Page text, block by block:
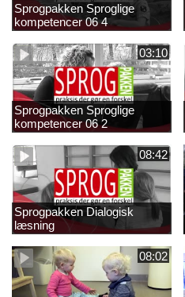
Sprogpakken Sproglige
kompetencer 06 4
03:10
Sprogpakken Sproglige
kompetencer 06 2
08:42
Sprogpakken Dialogisk
læsning
08:02